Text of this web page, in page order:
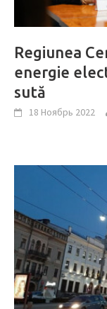
Regiunea
energie
sută
18 Ноябрь 2022